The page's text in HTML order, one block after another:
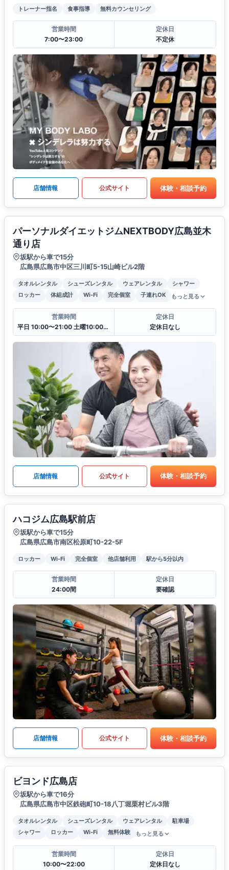
トレーナー指名 食事指導 無料カウンセリング
営業時間
7:00〜23:00
定休日
不定休
店舗情報 公式サイト 体験・相談予約
パーソナルダイエットジムNEXTBODY広島並木
通り店
坂駅から車で15分
広島県広島市中区三川町5-15山崎ビル2階
タオルレンタル シューズレンタル ウェアレンタル
シャワー
ロッカー
体組成計 Wi-Fi 完全個室 子連れOK もっと見る
営業時間
平日 10:00〜21:00 土曜10:00〜20:00 日曜10:00〜18:00
定休日
定休日なし
店舗情報 公式サイト 体験・相談予約
ハコジム広島駅前店
坂駅から車で15分
広島県広島市南区松原町10-22-5F
ロッカー Wi-Fi 完全個室 他店舗利用 駅から5分以内
営業時間
24:00間
定休日
要確認
店舗情報 公式サイト 体験・相談予約
ビヨンド広島店
坂駅から車で16分
広島県広島市中区鉄砲町10-18八丁堀栗村ビル3階
タオルレンタル シューズレンタル ウェアレンタル
駐車場
シャワー
ロッカー Wi-Fi 無料体験 もっと見る
営業時間
10:00〜22:00
定休日
定休日なし